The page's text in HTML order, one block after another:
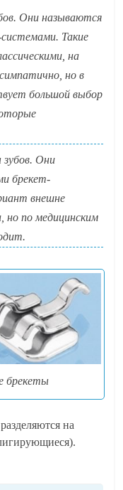
Они называются
Такие
на
но в
большой выбор
зубов. Они
брекет-
внешне
но по медицинским
брекеты
на